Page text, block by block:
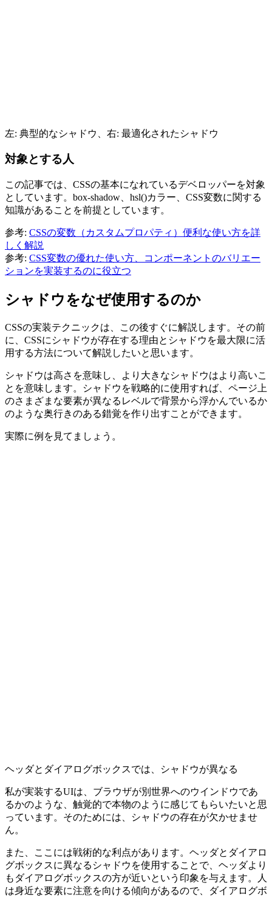
左: 典型的なシャドウ、右: 最適化されたシャドウ
対象とする人
この記事では、CSSの基本になれているデベロッパーを対象
としています。 box-shadow hsl()カラー、CSS変数に関する
知識があることを前提としています。
参考: CSSの変数（カスタムプロパティ）便利な使い方を詳
しく解説
参考: CSS変数の優れた使い方、コンポーネントのバリエー
ションを実装するのに役立つ
シャドウをなぜ使用するのか
CSSの実装テクニックは、この後すぐに解説します。その前
に、CSSにシャドウが存在する理由とシャドウを最大限に活
用する方法について解説したいと思います。
シャドウは高さを意味し、より大きなシャドウはより高いこ
とを意味します。シャドウを戦略的に使用すれば、ページ上
のさまざまな要素が異なるレベルで背景から浮かんでいるか
のような奥行きのある錯覚を作り出すことができます。
実際に例を見てましょう。
ヘッダとダイアログボックスでは、シャドウが異なる
私が実装するUIは、ブラウザが別世界へのウインドウであ
るかのような、触覚的で本物のように感じてもらいたいと思
っています。そのためには、シャドウの存在が欠かせませ
ん。
また、ここには戦術的な利点があります。ヘッダとダイアロ
グボックスに異なるシャドウを使用することで、ヘッダより
もダイアログボックスの方が近いという印象を与えます。人
は身近な要素に注意を向ける傾向があるので、ダイアログボ